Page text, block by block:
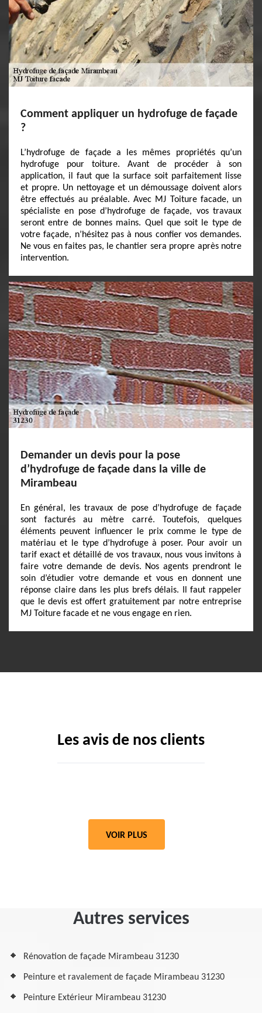
Comment appliquer un hydrofuge de façade
?
L’hydrofuge de façade a les mêmes propriétés qu’un
hydrofuge pour toiture. Avant de procéder à son
application, il faut que la surface soit parfaitement lisse
et propre. Un nettoyage et un démoussage doivent alors
être effectués au préalable. Avec MJ Toiture facade, un
spécialiste en pose d’hydrofuge de façade, vos travaux
seront entre de bonnes mains. Quel que soit le type de
votre façade, n’hésitez pas à nous confier vos demandes.
Ne vous en faites pas, le chantier sera propre après notre
intervention.
Demander un devis pour la pose
d’hydrofuge de façade dans la ville de
Mirambeau
En général, les travaux de pose d’hydrofuge de façade
sont facturés au mètre carré. Toutefois, quelques
éléments peuvent influencer le prix comme le type de
matériau et le type d’hydrofuge à poser. Pour avoir un
tarif exact et détaillé de vos travaux, nous vous invitons à
faire votre demande de devis. Nos agents prendront le
soin d’étudier votre demande et vous en donnent une
réponse claire dans les plus brefs délais. Il faut rappeler
que le devis est offert gratuitement par notre entreprise
MJ Toiture facade et ne vous engage en rien.
Les avis de nos clients
VOIR PLUS
Autres services
Rénovation de façade Mirambeau 31230
Peinture et ravalement de façade Mirambeau 31230
Peinture Extérieur Mirambeau 31230